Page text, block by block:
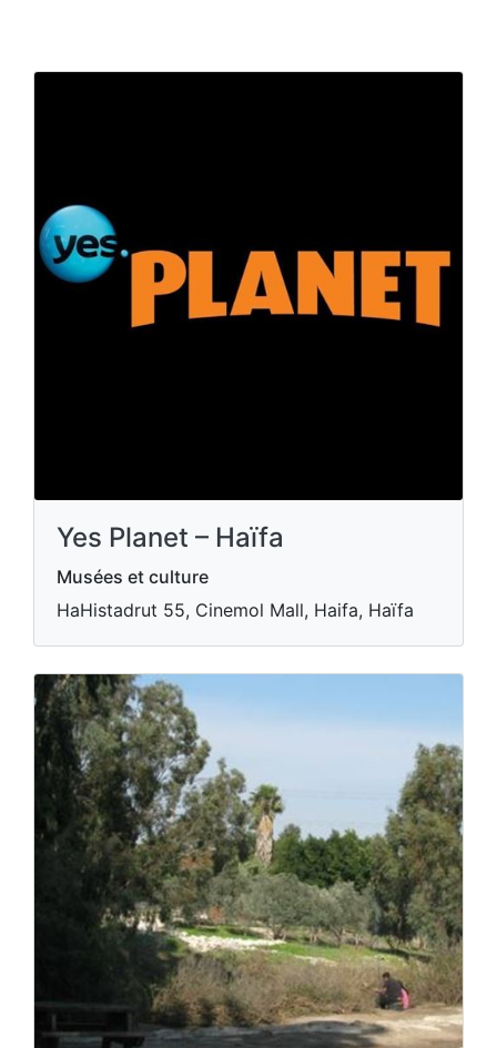
Yes Planet – Haïfa
Musées et culture
HaHistadrut 55, Cinemol Mall, Haifa, Haïfa